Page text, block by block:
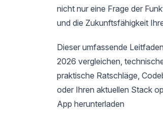
nicht nur eine Frage der
und die Zukunftsfähigkeit
Dieser umfassende
2026 vergleichen,
praktische Ratschläge,
oder Ihren aktuellen Stack
App herunterladen